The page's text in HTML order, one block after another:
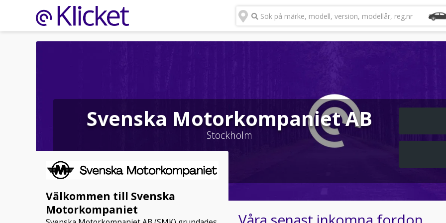
Sök på märke, modell, version, modellår, reg.nr
Svenska Motorkompaniet AB
Stockholm
Välkommen till Svenska
Motorkompaniet